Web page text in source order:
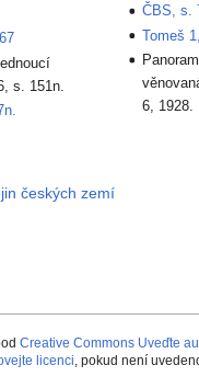
s. 151n.
ČBS, s.
Tomeš
6, 1928.
českých zemí
Creative Commons Uveďte
licenci, pokud není